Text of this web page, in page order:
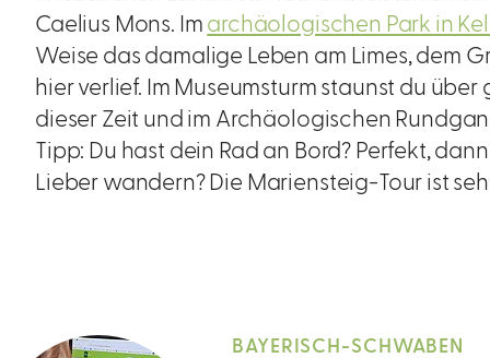
Caelius Mons. Im archäologischen Park in
Weise das damalige Leben am Limes, dem
hier verlief. Im Museumsturm staunst du
dieser Zeit und im Archäologischen
Tipp: Du hast dein Rad an Bord? Perfekt,
Lieber wandern? Die Mariensteig-Tour ist
BAYERISCH-SCHWABEN